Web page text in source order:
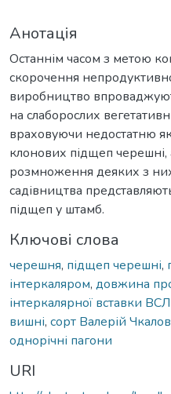
Анотація
Останнім часом з метою
скорочення
виробництво
на слаборослих
враховуючи недостатню
клонових підщеп черешні,
розмноження деяких з
садівництва
підщеп у штамб.
Ключові слова
черешня, підщеп черешні,
інтеркаляром, довжина
інтеркалярної вставки
вишні, сорт Валерій Чкалов
однорічні пагони
URI